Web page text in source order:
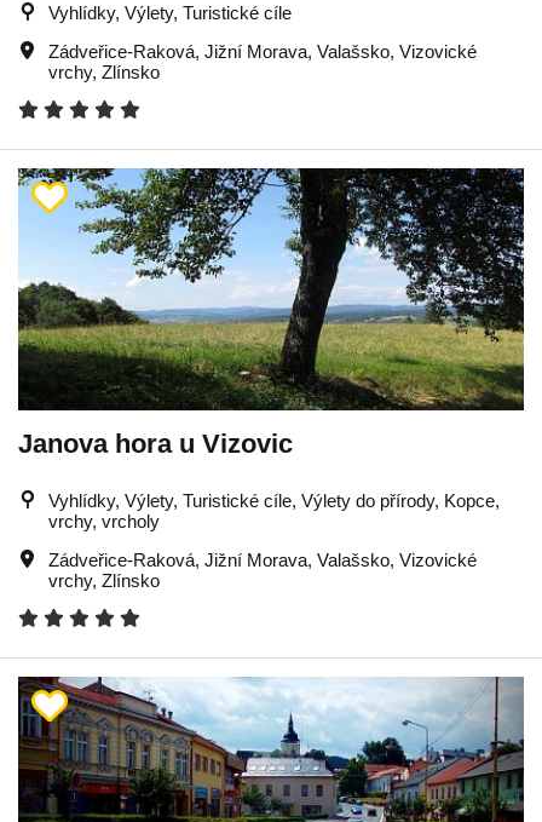
Vyhlídky, Výlety, Turistické cíle
Zádveřice-Raková, Jižní Morava, Valašsko, Vizovické
vrchy, Zlínsko
Janova hora u Vizovic
Vyhlídky, Výlety, Turistické cíle, Výlety do přírody, Kopce,
vrchy, vrcholy
Zádveřice-Raková, Jižní Morava, Valašsko, Vizovické
vrchy, Zlínsko